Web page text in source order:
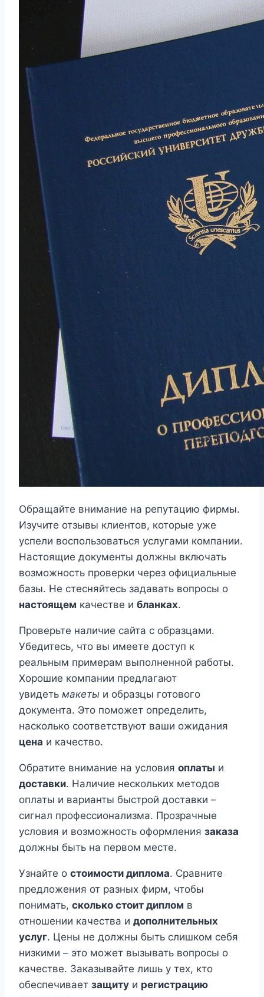
Обращайте внимание на репутацию фирмы.
Изучите отзывы клиентов, которые уже
успели воспользоваться услугами компании.
Настоящие документы должны включать
возможность проверки через официальные
базы. Не стесняйтесь задавать вопросы о
настоящем качестве и бланках.
Проверьте наличие сайта с образцами.
Убедитесь, что вы имеете доступ к
реальным примерам выполненной работы.
Хорошие компании предлагают
увидеть макеты и образцы готового
документа. Это поможет определить,
насколько соответствуют ваши ожидания
цена и качество.
Обратите внимание на условия оплаты и
доставки. Наличие нескольких методов
оплаты и варианты быстрой доставки –
сигнал профессионализма. Прозрачные
условия и возможность оформления заказа
должны быть на первом месте.
Узнайте о стоимости диплома. Сравните
предложения от разных фирм, чтобы
понимать, сколько стоит диплом в
отношении качества и дополнительных
услуг. Цены не должны быть слишком себя
низкими – это может вызывать вопросы о
качестве. Заказывайте лишь у тех, кто
обеспечивает защиту и регистрацию